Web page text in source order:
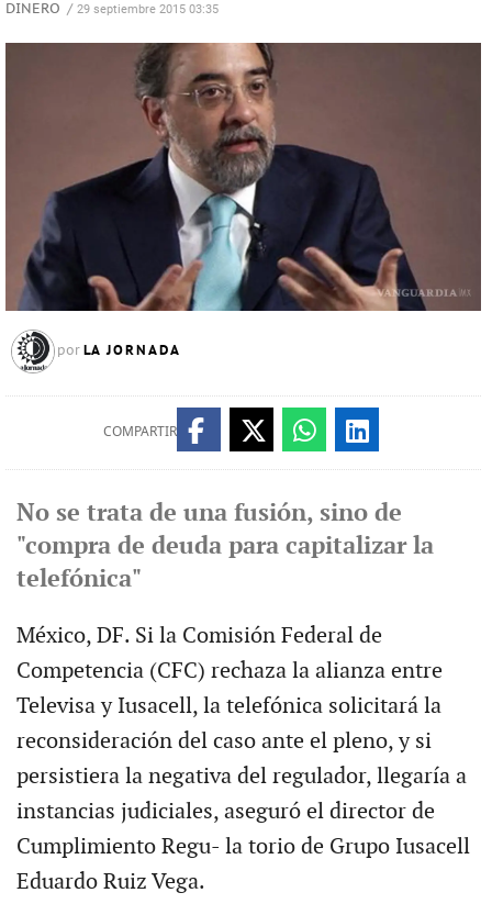
DINERO / 29 septiembre 2015 03:35
por LA JORNADA
COMPARTIR
No se trata de una fusión, sino de
"compra de deuda para capitalizar la
telefónica"
México, DF. Si la Comisión Federal de
Competencia (CFC) rechaza la alianza entre
Televisa y Iusacell, la telefónica solicitará la
reconsideración del caso ante el pleno, y si
persistiera la negativa del regulador, llegaría a
instancias judiciales, aseguró el director de
Cumplimiento Regu- la torio de Grupo Iusacell
Eduardo Ruiz Vega.